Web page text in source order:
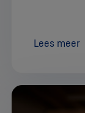
Lees meer